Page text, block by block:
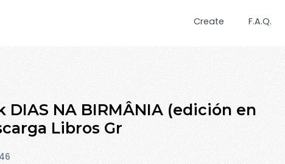
Create F.A.Q.
DIAS NA BIRMÂNIA (edición en
Libros Gr